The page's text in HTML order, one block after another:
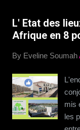
de
le
les
L' Etat des
Afrique en 8
By Eveline Soumah
mis
les